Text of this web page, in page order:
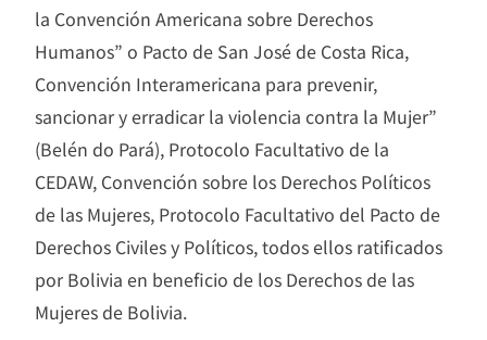
la Convención Americana sobre Derechos
Humanos” o Pacto de San José de Costa Rica,
Convención Interamericana para prevenir,
sancionar y erradicar la violencia contra la Mujer”
(Belén do Pará), Protocolo Facultativo de la
CEDAW, Convención sobre los Derechos Políticos
de las Mujeres, Protocolo Facultativo del Pacto de
Derechos Civiles y Políticos, todos ellos ratificados
por Bolivia en beneficio de los Derechos de las
Mujeres de Bolivia.